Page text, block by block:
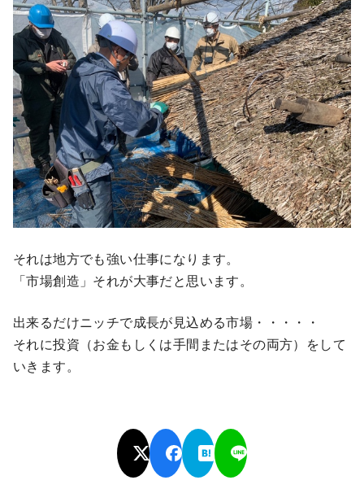
それは地方でも強い仕事になります。
「市場創造」それが大事だと思います。
出来るだけニッチで成長が見込める市場・・・・・
それに投資（お金もしくは手間またはその両方）をして
いきます。